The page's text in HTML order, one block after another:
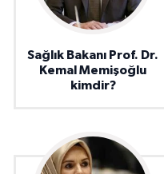
Sağlık Bakanı Prof. Dr.
Kemal Memişoğlu
kimdir?